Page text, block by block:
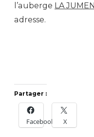
l’auberge LA
adresse.
Partager :
Facebook X